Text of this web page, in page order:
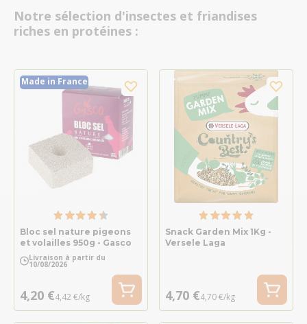
Notre sélection d'insectes et friandises
riches en protéines :
Made in France
Bloc sel nature pigeons
et volailles 950g - Gasco
Livraison à partir du
10/08/2026
4,20 €4,42 €/kg
Snack Garden Mix 1Kg -
Versele Laga
4,70 €4,70 €/kg